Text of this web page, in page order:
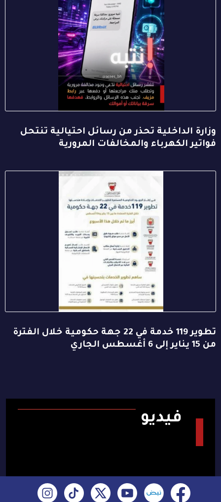
وزارة الداخلية تحذر من رسائل احتيالية تنتحل
فواتير الكهرباء والمخالفات المرورية
تطوير 119 خدمة في 22 جهة حكومية خلال الفترة
من 15 يناير إلى 6 أغسطس الجاري
فيديو